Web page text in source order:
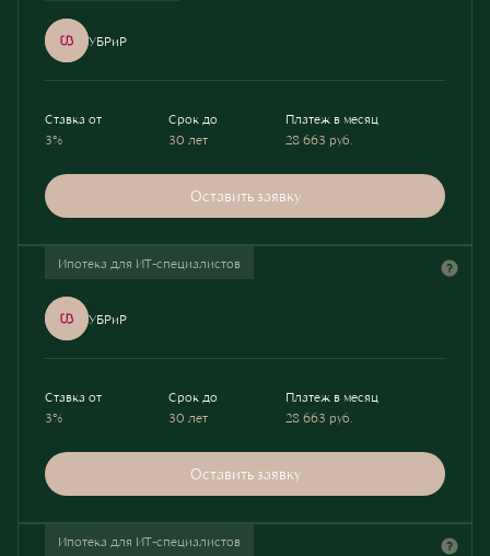
УБРиР
Ставка от
3%
Срок до
30 лет
Платеж в месяц
28 663 руб.
Оставить заявку
Ипотека для ИТ-специалистов
УБРиР
Ставка от
3%
Срок до
30 лет
Платеж в месяц
28 663 руб.
Оставить заявку
Ипотека для ИТ-специалистов